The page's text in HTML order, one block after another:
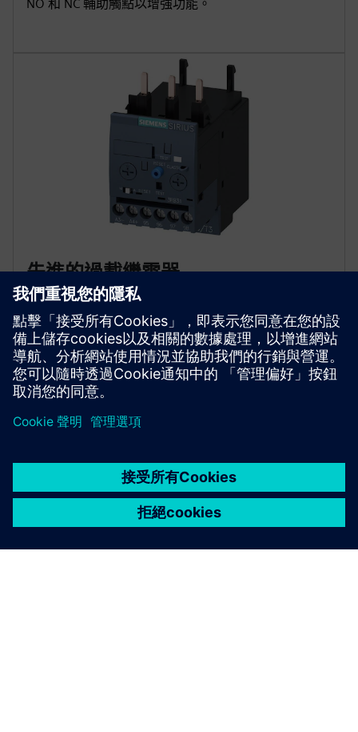
NO 和 NC 輔助觸點以增強功能。
先進的過載繼電器
可選 5、10、20 和 30 級過載繼電器，提供全面的馬
達保護。防止相位故障、不平衡和內部接地故障。